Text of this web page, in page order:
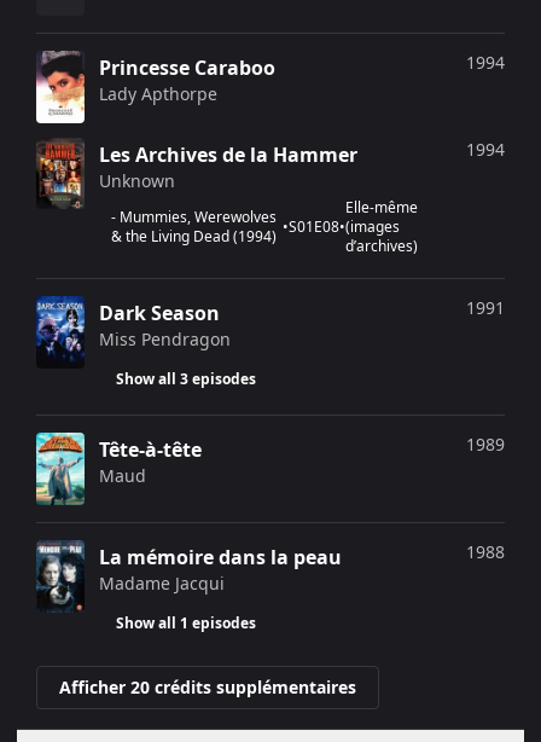
Princesse Caraboo
Lady Apthorpe
1994
Les Archives de la Hammer
Unknown
- Mummies, Werewolves
& the Living Dead(1994) •S01E08•
Elle-même
(images
d’archives)
1994
Dark Season
Miss Pendragon
Show all 3 episodes
1991
Tête-à-tête
Maud
1989
La mémoire dans la peau
Madame Jacqui
Show all 1 episodes
1988
Afficher 20 crédits supplémentaires